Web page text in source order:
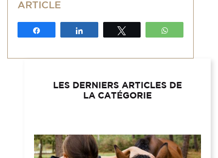
ARTICLE
LES DERNIERS ARTICLES DE
LA CATÉGORIE